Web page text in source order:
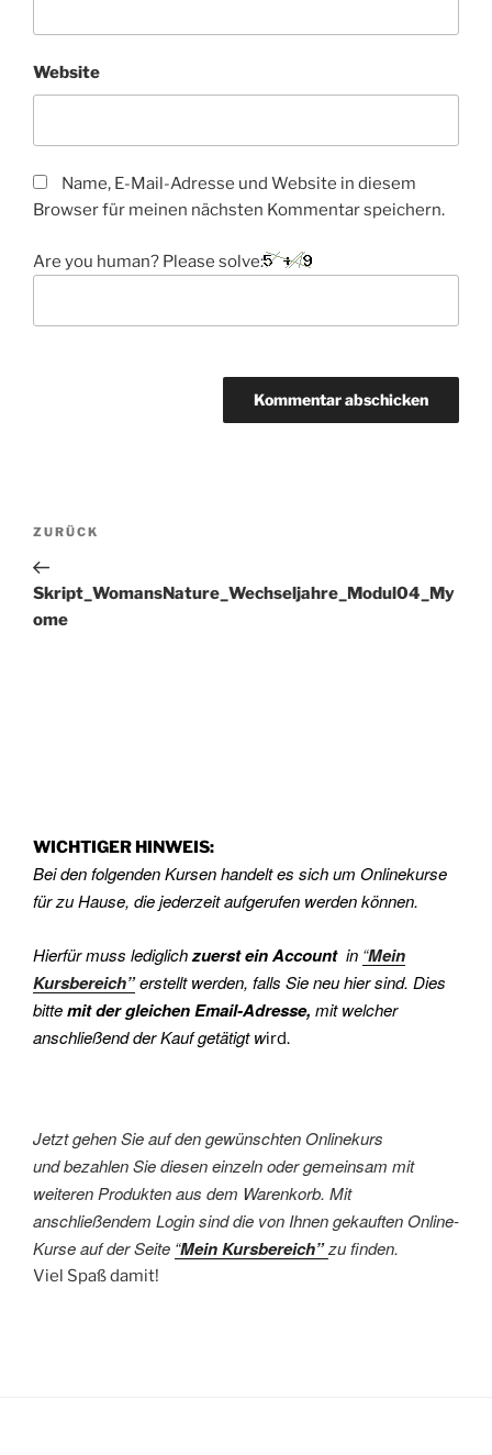
Website
Name, E-Mail-Adresse und Website in diesem
Browser für meinen nächsten Kommentar speichern.
Are you human? Please solve:
Beitragsnavigation
Vorheriger
Beitrag
ZURÜCK
Skript_WomansNature_Wechseljahre_Modul04_My
ome
WICHTIGER HINWEIS:
Bei den folgenden Kursen handelt es sich um Onlinekurse
für zu Hause, die jederzeit aufgerufen werden können.
Hierfür muss lediglichzuerstein Account in “Mein
Kursbereich”erstellt werden, falls Sie neu hier sind. Dies
bittemit der gleichen Email-Adresse, mit welcher
anschließend der Kauf getätigt wird.
Jetzt gehen Sie auf den gewünschten Onlinekurs
und bezahlen Sie diesen einzeln oder gemeinsam mit
weiteren Produkten aus dem Warenkorb. Mit
anschließendem Login sind die von Ihnen gekauften Online-
Kurse auf der Seite “Mein Kursbereich”zu finden.
Viel Spaß damit!